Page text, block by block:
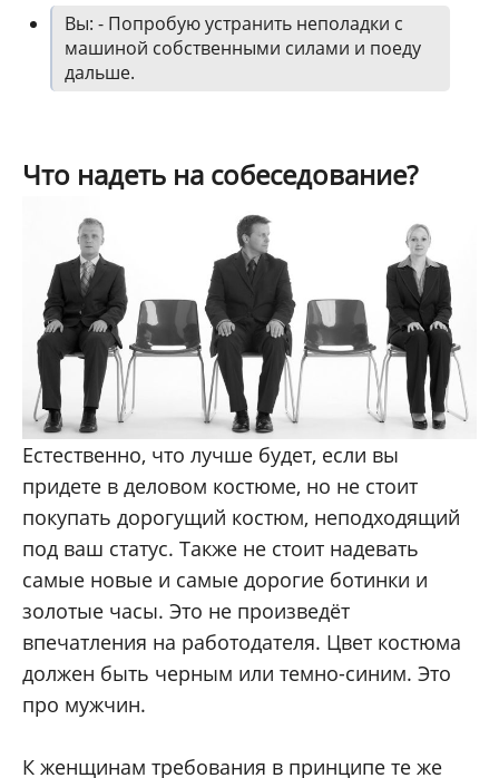
Вы: - Попробую устранить неполадки с
машиной собственными силами и поеду
дальше.
Что надеть на собеседование?
Естественно, что лучше будет, если вы
придете в деловом костюме, но не стоит
покупать дорогущий костюм, неподходящий
под ваш статус. Также не стоит надевать
самые новые и самые дорогие ботинки и
золотые часы. Это не произведёт
впечатления на работодателя. Цвет костюма
должен быть черным или темно-синим. Это
про мужчин.
К женщинам требования в принципе те же